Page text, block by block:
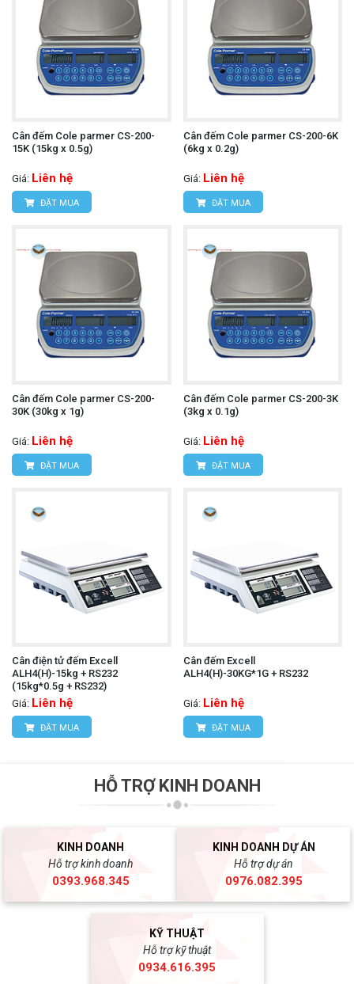
Cân đếm Cole parmer CS-200-
15K (15kg x 0.5g)
Giá: Liên hệ
ĐẶT MUA
Cân đếm Cole parmer CS-200-6K
(6kg x 0.2g)
Giá: Liên hệ
ĐẶT MUA
Cân đếm Cole parmer CS-200-
30K (30kg x 1g)
Giá: Liên hệ
ĐẶT MUA
Cân đếm Cole parmer CS-200-3K
(3kg x 0.1g)
Giá: Liên hệ
ĐẶT MUA
Cân điện tử đếm Excell
ALH4(H)-15kg + RS232
(15kg*0.5g + RS232)
Giá: Liên hệ
ĐẶT MUA
Cân đếm Excell
ALH4(H)-30KG*1G + RS232
Giá: Liên hệ
ĐẶT MUA
HỖ TRỢ KINH DOANH
KINH DOANH
Hỗ trợ kinh doanh
0393.968.345
KINH DOANH DỰ ÁN
Hỗ trợ dự án
0976.082.395
KỸ THUẬT
Hỗ trợ kỹ thuật
0934.616.395